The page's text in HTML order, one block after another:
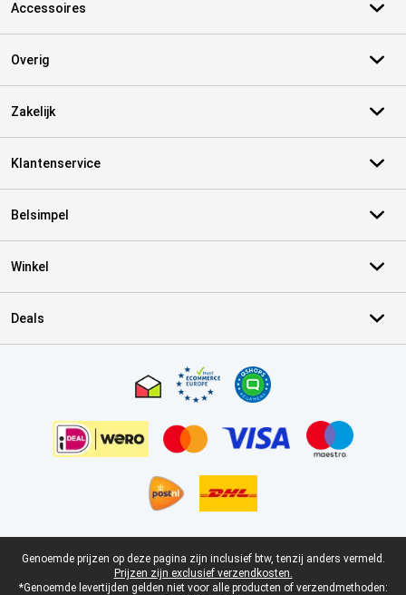
Accessoires
Overig
Zakelijk
Klantenservice
Belsimpel
Winkel
Deals
Juridische voettekst
Genoemde prijzen op deze pagina zijn inclusief btw, tenzij anders vermeld.
Prijzen zijn exclusief verzendkosten.
*Genoemde levertijden gelden niet voor alle producten of verzendmethoden: